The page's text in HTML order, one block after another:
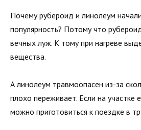
Почему рубероид и линолеум
популярность? Потому что
вечных луж. К тому при нагреве
вещества.
А линолеум травмоопасен из-за
плохо переживает. Если на участке
можно приготовиться к поездке в